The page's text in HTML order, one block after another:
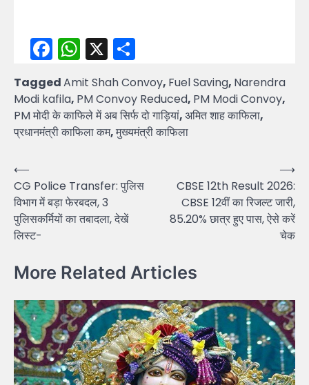
Facebook
WhatsApp
X
TaggedAmit Shah Convoy, Fuel Saving, Narendra
Modi kafila, PM Convoy Reduced, PM Modi Convoy,
PM मोदी के काफिले में अब सिर्फ दो गाड़ियां,अमित शाह काफिला,
प्रधानमंत्री काफिला कम,मुख्यमंत्री काफिला
Post
navigation
⟵
CG Police Transfer: पुलिस
विभाग में बड़ा फेरबदल, 3
पुलिसकर्मियों का तबादला, देखें
लिस्ट-
CBSE 12th Result 2026:
CBSE 12वीं का रिजल्ट जारी,
85.20% छात्र हुए पास, ऐसे करें
चेक
⟶
More Related Articles